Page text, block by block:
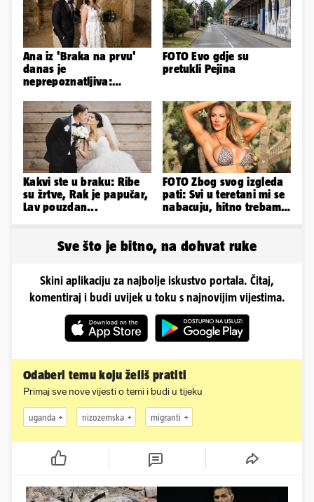
Ana iz 'Braka na prvu'
danas je
neprepoznatljiva:
ovako sad izgleda
FOTO Evo gdje su
pretukli Pejina
Kakvi ste u braku: Ribe
su žrtve, Rak je papučar,
Lav pouzdan...
FOTO Zbog svog izgleda
pati: Svi u teretani mi se
nabacuju, hitno trebam
Sve što je bitno, na dohvat ruke
Skini aplikaciju za najbolje iskustvo portala. Čitaj,
komentiraj i budi uvijek u toku s najnovijim vijestima.
Odaberi temu koju želiš pratiti
Primaj sve nove vijesti o temi i budi u tijeku
uganda nizozemska migranti